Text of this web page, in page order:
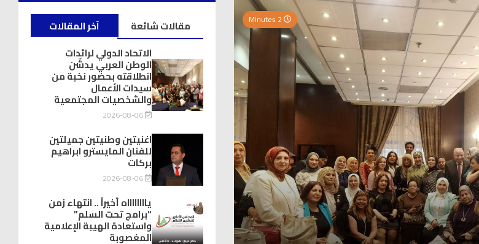
آخر المقالات
مقالات شائعة
الاتحاد الدولي لرائدات
الوطن العربي يدشّن
انطلاقته بحضور نخبة من
سيدات الأعمال
والشخصيات المجتمعية
2026-08-06
اغنيتين وطنيتين جميلتين
للفنان المايسترو ابراهيم
بركات
2026-08-06
يااااااااه أخيراً .. انتهاء زمن
“برامج تحت السلم”
واستعادة الهيبة الإعلامية
المغصوبة